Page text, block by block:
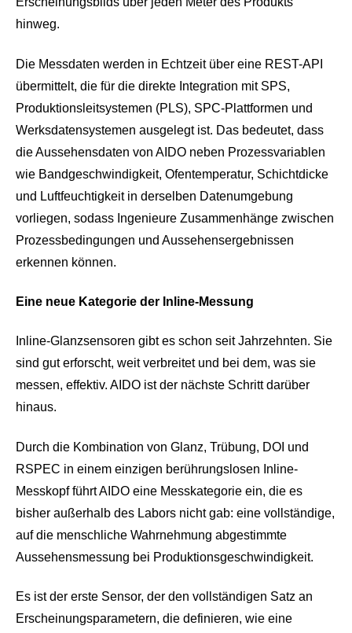
hinweg.
Die Messdaten werden in Echtzeit über eine REST-API
übermittelt, die für die direkte Integration mit SPS,
Produktionsleitsystemen (PLS), SPC-Plattformen und
Werksdatensystemen ausgelegt ist. Das bedeutet, dass
die Aussehensdaten von AIDO neben Prozessvariablen
wie Bandgeschwindigkeit, Ofentemperatur, Schichtdicke
und Luftfeuchtigkeit in derselben Datenumgebung
vorliegen, sodass Ingenieure Zusammenhänge zwischen
Prozessbedingungen und Aussehensergebnissen
erkennen können.
Eine neue Kategorie der Inline-Messung
Inline-Glanzsensoren gibt es schon seit Jahrzehnten. Sie
sind gut erforscht, weit verbreitet und bei dem, was sie
messen, effektiv. AIDO ist der nächste Schritt darüber
hinaus.
Durch die Kombination von Glanz, Trübung, DOI und
RSPEC in einem einzigen berührungslosen Inline-
Messkopf führt AIDO eine Messkategorie ein, die es
bisher außerhalb des Labors nicht gab: eine vollständige,
auf die menschliche Wahrnehmung abgestimmte
Aussehensmessung bei Produktionsgeschwindigkeit.
Es ist der erste Sensor, der den vollständigen Satz an
Erscheinungsparametern, die definieren, wie eine